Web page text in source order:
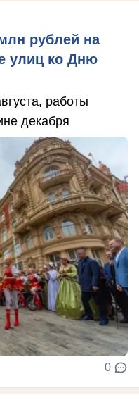
рублей на
улиц ко Дню
работы
декабря
0